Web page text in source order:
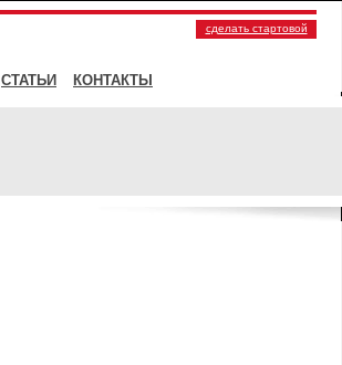
сделать стартовой
СТАТЬИ КОНТАКТЫ